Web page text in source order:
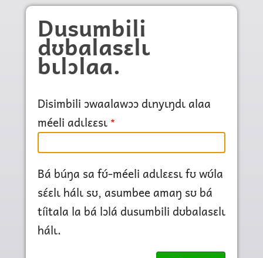
Skip to main content
Dusumbili
dʊbalasɛlɩ
bɩlɔlaa.
Disimbili ɔwaalawɔɔ dɩnyɩŋdɩ alaa
méeli adɩlɛɛsɩ
Bá búŋa sa fʊ́-méeli adɩlɛɛsɩ fʊ wʊ́la
sɛ́ɛlɩ hálɩ sʊ, asumbee amaŋ sʊ bá
tíitala la bá lɔlá dusumbili dʊbalasɛlɩ
hálɩ.